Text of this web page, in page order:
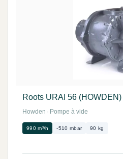
Roots URAI 56 (HOWDEN)
Howden · Pompe à vide
990 m³/h -510 mbar 90 kg